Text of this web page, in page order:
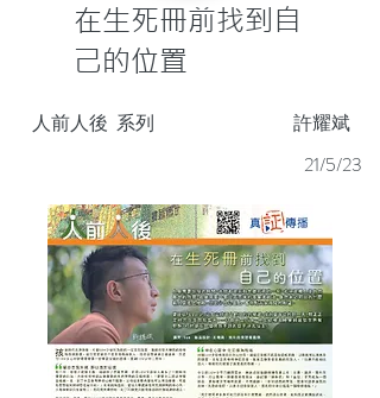
在生死冊前找到自
己的位置
許耀斌
人前人後 系列
21/5/23